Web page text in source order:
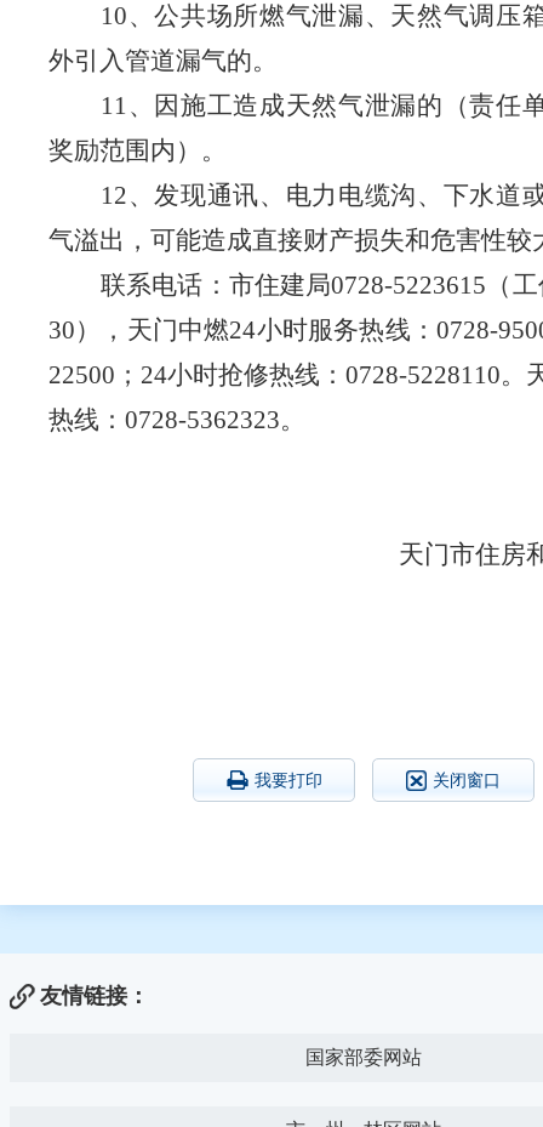
10、公共场所燃气泄漏、天然气调压
外引入管道漏气的。
11、因施工造成天然气泄漏的（责任
奖励范围内）。
12、发现通讯、电力电缆沟、下水道
气溢出，可能造成直接财产损失和危害性较
联系电话：市住建局0728-5223615 （
30），天门中燃24小时服务热线：0728-
22500 ； 24小时抢修热线： 0728-5228110。
热线： 0728-5362323。
天门市住房
我要打印 关闭窗口
友情链接：
国家部委网站